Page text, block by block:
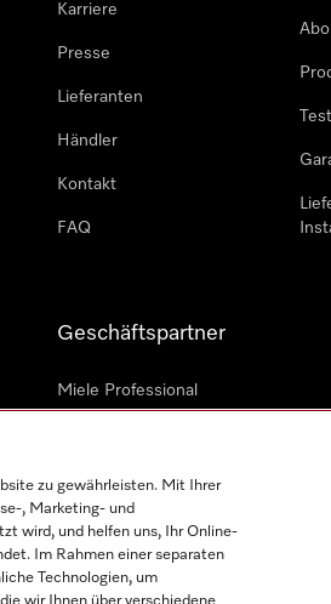
Karriere
Presse
Lieferanten
Händler
Kontakt
FAQ
Geschäftspartner
Miele Professional
Miele Marine
Architekten und Bauträger
zu gewährleisten. Mit Ihrer
, Marketing- und
wird, und helfen uns, Ihr Online-
Im Rahmen einer separaten
Technologien, um